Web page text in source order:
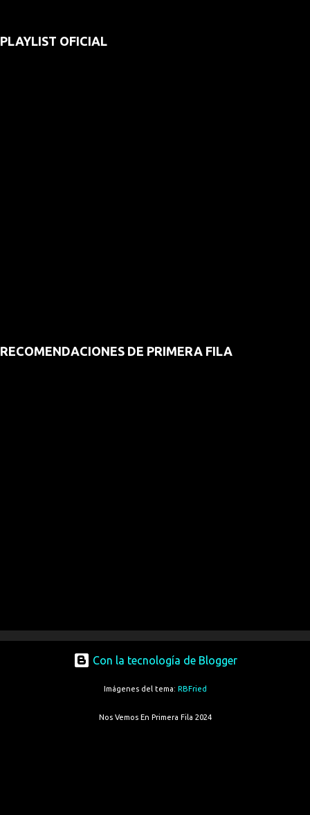
PLAYLIST OFICIAL
RECOMENDACIONES DE PRIMERA FILA
Con la tecnología de Blogger
Imágenes del tema: RBFried
Nos Vemos En Primera Fila 2024